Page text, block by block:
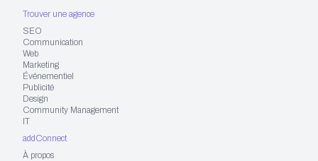
Trouver une agence
SEO
Communication
Web
Marketing
Événementiel
Publicité
Design
Community Management
IT
addConnect
À propos